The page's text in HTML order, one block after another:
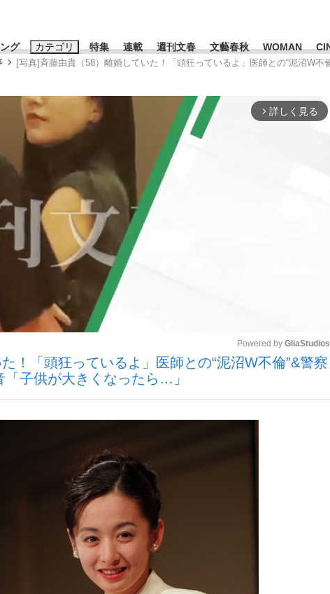
グ カテゴリ
圭佑が初めて明かした日本代表監督に...
「クマが悪者扱い
特集 連載 週刊文春 文藝春秋 WOMAN
すめのキーワードタグ一覧
晋 #三山凌輝 #高市早苗 #後藤真希
#亀和田武
[写真]斉藤由貴（58）離婚していた！「頭狂っているよ」医師との“泥沼W
arrow_forward_ios 詳しく見る
Powered by GliaStudios
！「頭狂っているよ」医師との“泥沼W不倫”&警
子供が大きくなったら…」